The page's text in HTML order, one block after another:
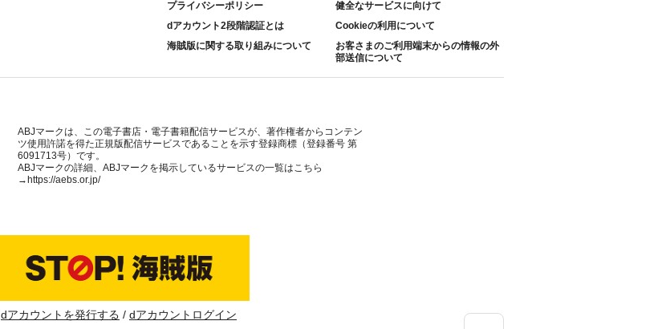
プライバシーポリシー
健全なサービスに向けて
dアカウント2段階認証とは
Cookieの利用について
海賊版に関する取り組みについて
お客さまのご利用端末からの情報の外
部送信について
ABJマークは、この電子書店・電子書籍配信サービスが、著作権者からコンテン
ツ使用許諾を得た正規版配信サービスであることを示す登録商標（登録番号 第
6091713号）です。
ABJマークの詳細、ABJマークを掲示しているサービスの一覧はこちら
→ https://aebs.or.jp/
dアカウントを発行する dアカウントログイン